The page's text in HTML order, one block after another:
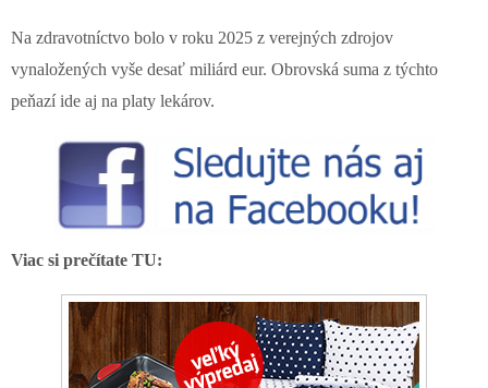
Na zdravotníctvo bolo v roku 2025 z verejných zdrojov
vynaložených vyše desať miliárd eur. Obrovská suma z týchto
peňazí ide aj na platy lekárov.
Viac si prečítate TU: